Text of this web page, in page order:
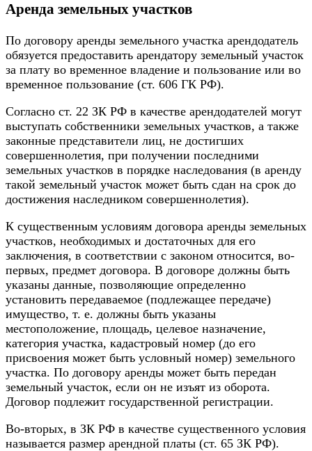
Аренда земельных участков
По договору аренды земельного участка арендодатель
обязуется предоставить арендатору земельный участок
за плату во временное владение и пользование или во
временное пользование (ст. 606 ГК РФ).
Согласно ст. 22 ЗК РФ в качестве арендодателей могут
выступать собственники земельных участков, а также
законные представители лиц, не достигших
совершеннолетия, при получении последними
земельных участков в порядке наследования (в аренду
такой земельный участок может быть сдан на срок до
достижения наследником совершеннолетия).
К существенным условиям договора аренды земельных
участков, необходимых и достаточных для его
заключения, в соответствии с законом относится, во-
первых, предмет договора. В договоре должны быть
указаны данные, позволяющие определенно
установить передаваемое (подлежащее передаче)
имущество, т. е. должны быть указаны
местоположение, площадь, целевое назначение,
категория участка, кадастровый номер (до его
присвоения может быть условный номер) земельного
участка. По договору аренды может быть передан
земельный участок, если он не изъят из оборота.
Договор подлежит государственной регистрации.
Во-вторых, в ЗК РФ в качестве существенного условия
называется размер арендной платы (ст. 65 ЗК РФ).